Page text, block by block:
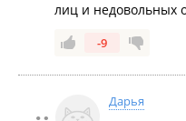
Не понравилось:
лиц и недовольных
-9
Дарья